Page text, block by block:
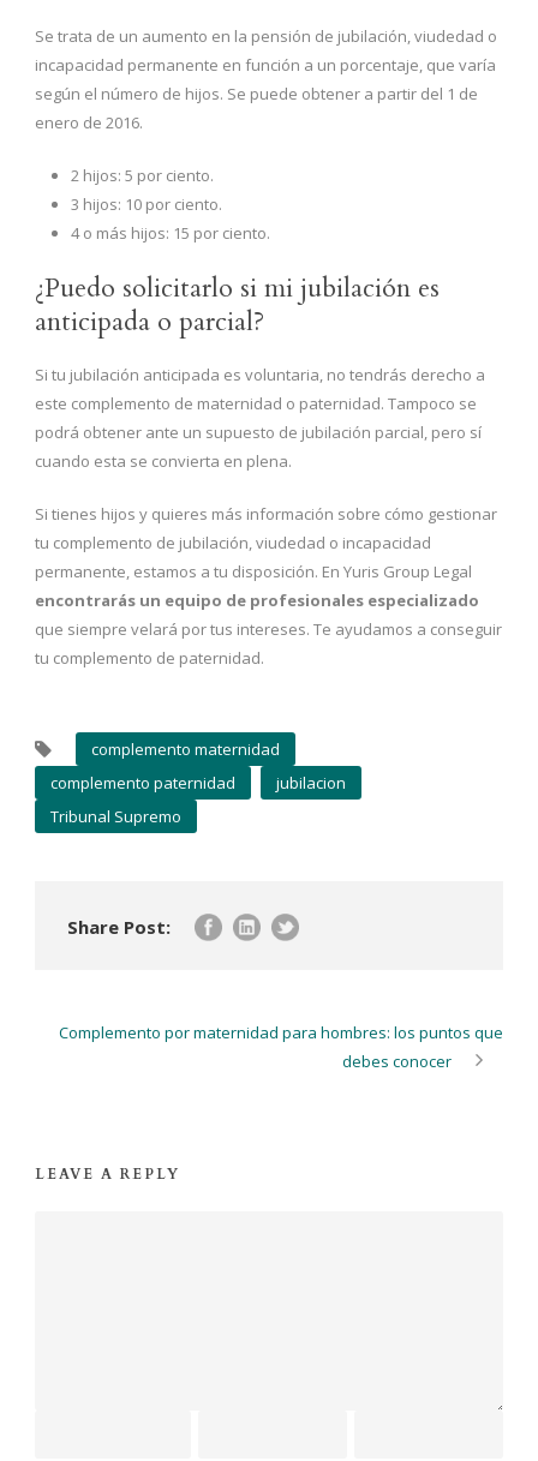
Se trata de un aumento en la pensión de jubilación, viudedad o
incapacidad permanente en función a un porcentaje, que varía
según el número de hijos. Se puede obtener a partir del 1 de
enero de 2016.
2 hijos: 5 por ciento.
3 hijos: 10 por ciento.
4 o más hijos: 15 por ciento.
¿Puedo solicitarlo si mi jubilación es
anticipada o parcial?
Si tu jubilación anticipada es voluntaria, no tendrás derecho a
este complemento de maternidad o paternidad. Tampoco se
podrá obtener ante un supuesto de jubilación parcial, pero sí
cuando esta se convierta en plena.
Si tienes hijos y quieres más información sobre cómo gestionar
tu complemento de jubilación, viudedad o incapacidad
permanente, estamos a tu disposición. En Yuris Group Legal
encontrarás un equipo de profesionales especializado
que siempre velará por tus intereses. Te ayudamos a conseguir
tu complemento de paternidad.
complemento maternidad
complemento paternidad
jubilacion
Tribunal Supremo
Share Post:
Complemento por maternidad para hombres: los puntos que
debes conocer
LEAVE A REPLY